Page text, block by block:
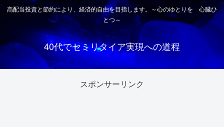
高配当投資と節約により、経済的自由を目指します。～心のゆとりを 心臓ひ
とつ～
40代でセミリタイア実現への道程
スポンサーリンク